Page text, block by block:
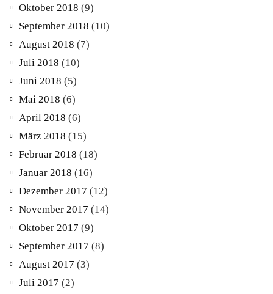
Oktober 2018 (9)
September 2018 (10)
August 2018 (7)
Juli 2018 (10)
Juni 2018 (5)
Mai 2018 (6)
April 2018 (6)
März 2018 (15)
Februar 2018 (18)
Januar 2018 (16)
Dezember 2017 (12)
November 2017 (14)
Oktober 2017 (9)
September 2017 (8)
August 2017 (3)
Juli 2017 (2)